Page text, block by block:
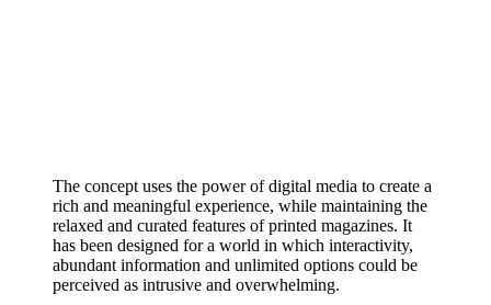
The concept uses the power of digital media to create a
rich and meaningful experience, while maintaining the
relaxed and curated features of printed magazines. It
has been designed for a world in which interactivity,
abundant information and unlimited options could be
perceived as intrusive and overwhelming.